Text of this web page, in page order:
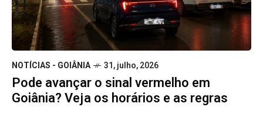
NOTÍCIAS - GOIÂNIA 31, julho, 2026
Pode avançar o sinal vermelho em
Goiânia? Veja os horários e as regras